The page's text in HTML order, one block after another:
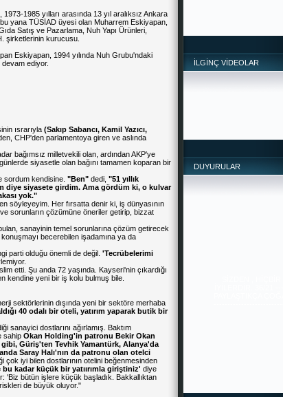
1985 yılları arasında 13 yıl aralıksız Ankara
bu yana TÜSİAD üyesi olan Muharrem Eskiyapan,
Satış ve Pazarlama, Nuh Yapı Ürünleri,
şirketlerinin kurucusu.
Eskiyapan, 1994 yılında Nuh Grubu'ndaki
devam ediyor.
ısrarıyla (Sakıp Sabancı, Kamil Yazıcı,
CHP'den parlamentoya giren ve aslında
bağımsız milletvekili olan, ardından AKP'ye
siyasetle olan bağını tamamen koparan bir
sordum kendisine. "Ben" dedi, "51 yıllık
diye siyasete girdim. Ama gördüm ki, o kulvar
yok."
söyleyeyim. Her fırsatta denir ki, iş dünyasının
sorunların çözümüne öneriler getirip, bizzat
sanayinin temel sorunlarına çözüm getirecek
becerebilen işadamına ya da
parti olduğu önemli de değil. 'Tecrübelerimi
etti. Şu anda 72 yaşında. Kayseri'nin çıkardığı
kendine yeni bir iş kolu bulmuş bile.
sektörlerinin dışında yeni bir sektöre merhaba
40 odalı bir oteli, yatırım yaparak butik bir
sanayici dostlarını ağırlamış. Baktım
sahip Okan Holding'in patronu Bekir Okan
gibi, Güriş'ten Tevhik Yamantürk, Alanya'da
Saray Halı'nın da patronu olan otelci
iyi bilen dostlarının otelini beğenmesinden
bu kadar küçük bir yatıırımla giriştiniz' diye
bütün işlere küçük başladık. Bakkallıktan
de büyük oluyor."
İLGİNÇ VİDEOLAR
DUYURULAR